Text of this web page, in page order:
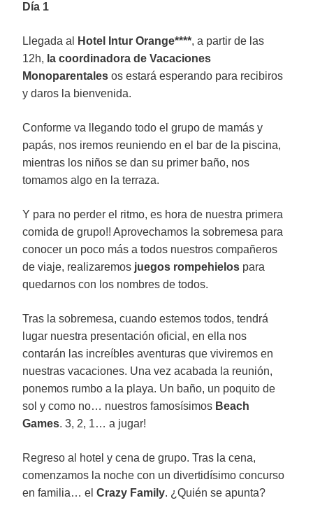
Día 1
Llegada al Hotel Intur Orange****, a partir de las
12h, la coordinadora de Vacaciones
Monoparentales os estará esperando para recibiros
y daros la bienvenida.
Conforme va llegando todo el grupo de mamás y
papás, nos iremos reuniendo en el bar de la piscina,
mientras los niños se dan su primer baño, nos
tomamos algo en la terraza.
Y para no perder el ritmo, es hora de nuestra primera
comida de grupo!! Aprovechamos la sobremesa para
conocer un poco más a todos nuestros compañeros
de viaje, realizaremos juegos rompehielos para
quedarnos con los nombres de todos.
Tras la sobremesa, cuando estemos todos, tendrá
lugar nuestra presentación oficial, en ella nos
contarán las increíbles aventuras que viviremos en
nuestras vacaciones. Una vez acabada la reunión,
ponemos rumbo a la playa. Un baño, un poquito de
sol y como no… nuestros famosísimos Beach
Games. 3, 2, 1… a jugar!
Regreso al hotel y cena de grupo. Tras la cena,
comenzamos la noche con un divertidísimo concurso
en familia… el Crazy Family. ¿Quién se apunta?